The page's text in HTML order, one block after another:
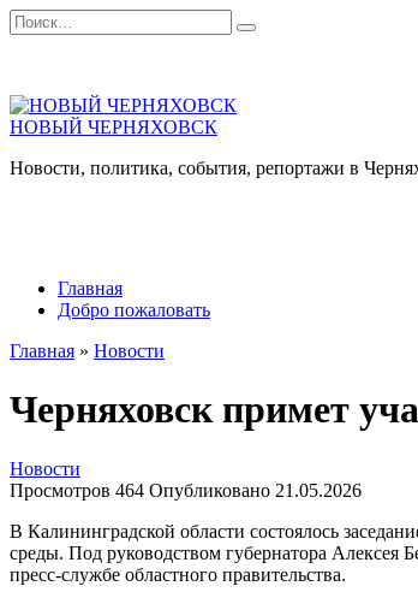
Перейти
к
Search
for:
НОВЫЙ ЧЕРНЯХОВСК
Новости, политика, события, репортажи в
Главная
Добро пожаловать
Главная » Новости
Черняховск примет
Новости
Просмотров 464 Опубликовано 21.05.2026
В Калининградской области состоялось
среды. Под руководством губернатора Алексея
пресс-службе областного правительства.